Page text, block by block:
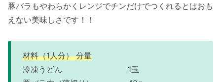
豚バラもやわらかくレンジでチンだけでつくれるとはおも
えない美味しさです！！
材料（1人分） 分量
冷凍うどん 1玉